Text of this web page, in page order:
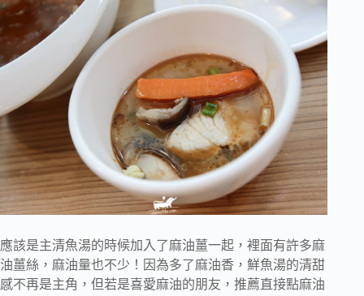
應該是主清魚湯的時候加入了麻油薑一起，裡面有許多麻
油薑絲，麻油量也不少！因為多了麻油香，鮮魚湯的清甜
感不再是主角，但若是喜愛麻油的朋友，推薦直接點麻油